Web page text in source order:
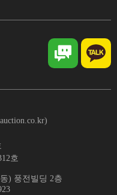
호
) 풍전빌딩 2층